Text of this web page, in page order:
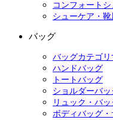
コンフォート
シューケア・靴
バッグ
バッグカテゴリ
ハンドバッグ
トートバッグ
ショルダーバッ
リュック・バ
ボディバッグ・